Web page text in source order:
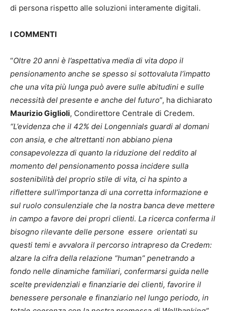
di persona rispetto alle soluzioni interamente digitali.
I COMMENTI
“Oltre 20 anni è l’aspettativa media di vita dopo il
pensionamento anche se spesso si sottovaluta l’impatto
che una vita più lunga può avere sulle abitudini e sulle
necessità del presente e anche del futuro”, ha dichiarato
Maurizio Giglioli, Condirettore Centrale di Credem.
“L’evidenza che il 42% dei Longennials guardi al domani
con ansia, e che altrettanti non abbiano piena
consapevolezza di quanto la riduzione del reddito al
momento del pensionamento possa incidere sulla
sostenibilità del proprio stile di vita, ci ha spinto a
riflettere sull’importanza di una corretta informazione e
sul ruolo consulenziale che la nostra banca deve mettere
in campo a favore dei propri clienti. La ricerca conferma il
bisogno rilevante delle persone essere orientati su
questi temi e avvalora il percorso intrapreso da Credem:
alzare la cifra della relazione “human” penetrando a
fondo nelle dinamiche familiari, confermarsi guida nelle
scelte previdenziali e finanziarie dei clienti, favorire il
benessere personale e finanziario nel lungo periodo, in